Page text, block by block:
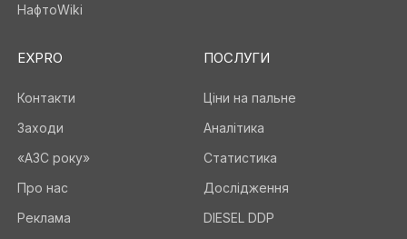
НафтоWiki
EXPRO
Контакти
Заходи
«АЗС року»
Про нас
Реклама
ПОСЛУГИ
Ціни на пальне
Аналітика
Статистика
Дослідження
DIESEL DDP